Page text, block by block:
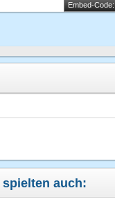
Embed-Code:
spielten auch: